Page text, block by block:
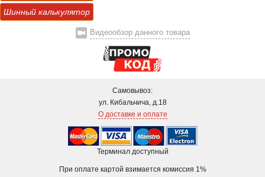
Шинный калькулятор
Видеообзор данного товара
Самовывоз:
ул. Кибальчича, д.18
О доставке и оплате
Терминал доступный
При оплате картой взимается комиссия 1%